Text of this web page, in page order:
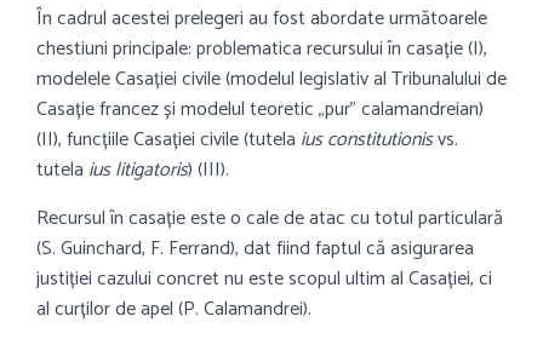
În cadrul acestei prelegeri au fost abordate următoarele
chestiuni principale: problematica recursului în casație (I),
modelele Casației civile (modelul legislativ al Tribunalului de
Casație francez și modelul teoretic „pur” calamandreian)
(II), funcțiile Casației civile (tutela ius constitutionisvs.
tutela ius litigatoris) (III).
Recursul în casație este o cale de atac cu totul particulară
(S. Guinchard, F. Ferrand), dat fiind faptul că asigurarea
justiției cazului concret nu este scopul ultim al Casației, ci
al curților de apel (P. Calamandrei).